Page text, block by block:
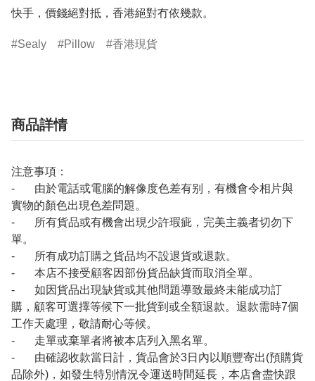
快手，價錢絕對抵，香港絕對冇依幾款。
Sealy Pillow 香港現貨
商品詳情
注意事項：
- 由於電話或電腦的解像度色差有别，有機會令相片與
實物的顏色出現色差問題。
- 所有貨品或有機會出現少許瑕疵，完美主義者切勿下
單。
- 所有成功訂購之貨品均不設退貨或退款。
- 本店不接受顧客因部份貨品缺貨而取消全單。
- 如因貨品出現缺貨或其他問題導致最終未能成功訂
購，顧客可選擇等候下一批貨到或全額退款。退款需時7個
工作天處理，敬請耐心等候。
- 走單或棄單者將被本店列入黑名單。
- 由確認收款當日計，貨品會於3日內以順豐寄出(預購貨
品除外)，如發生特別情況令運送時間延長，本店會盡快跟